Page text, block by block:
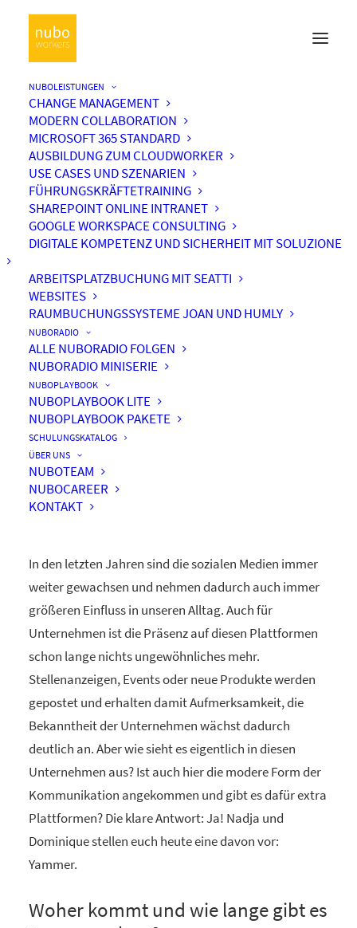
NUBOLEISTUNGEN
CHANGE MANAGEMENT
MODERN COLLABORATION
MICROSOFT 365 STANDARD
AUSBILDUNG ZUM CLOUDWORKER
USE CASES UND SZENARIEN
FÜHRUNGSKRÄFTETRAINING
SHAREPOINT ONLINE INTRANET
GOOGLE WORKSPACE CONSULTING
DIGITALE KOMPETENZ UND SICHERHEIT MIT SOLUZIONE
ARBEITSPLATZBUCHUNG MIT SEATTI
WEBSITES
RAUMBUCHUNGSSYSTEME JOAN UND HUMLY
NUBORADIO
ALLE NUBORADIO FOLGEN
NUBORADIO MINISERIE
NUBOPLAYBOOK
NUBOPLAYBOOK LITE
NUBOPLAYBOOK PAKETE
SCHULUNGSKATALOG
ÜBER UNS
NUBOTEAM
NUBOCAREER
KONTAKT
Flurfunk mit Yammer – Von
der traditionellen Rundmail
zum modernen Flurfunk
In den letzten Jahren sind die sozialen Medien immer
weiter gewachsen und nehmen dadurch auch immer
größeren Einfluss in unseren Alltag. Auch für
Unternehmen ist die Präsenz auf diesen Plattformen
schon lange nichts ungewöhnliches mehr.
Stellenanzeigen, Events oder neue Produkte werden
gepostet und erhalten damit Aufmerksamkeit, die
Bekanntheit der Unternehmen wächst dadurch
deutlich an. Aber wie sieht es eigentlich in diesen
Unternehmen aus? Ist auch hier die modere Form der
Kommunikation angekommen und gibt es dafür extra
Plattformen? Die klare Antwort: Ja! Nadja und
Dominique stellen euch heute eine davon vor:
Yammer.
Woher kommt und wie lange gibt es